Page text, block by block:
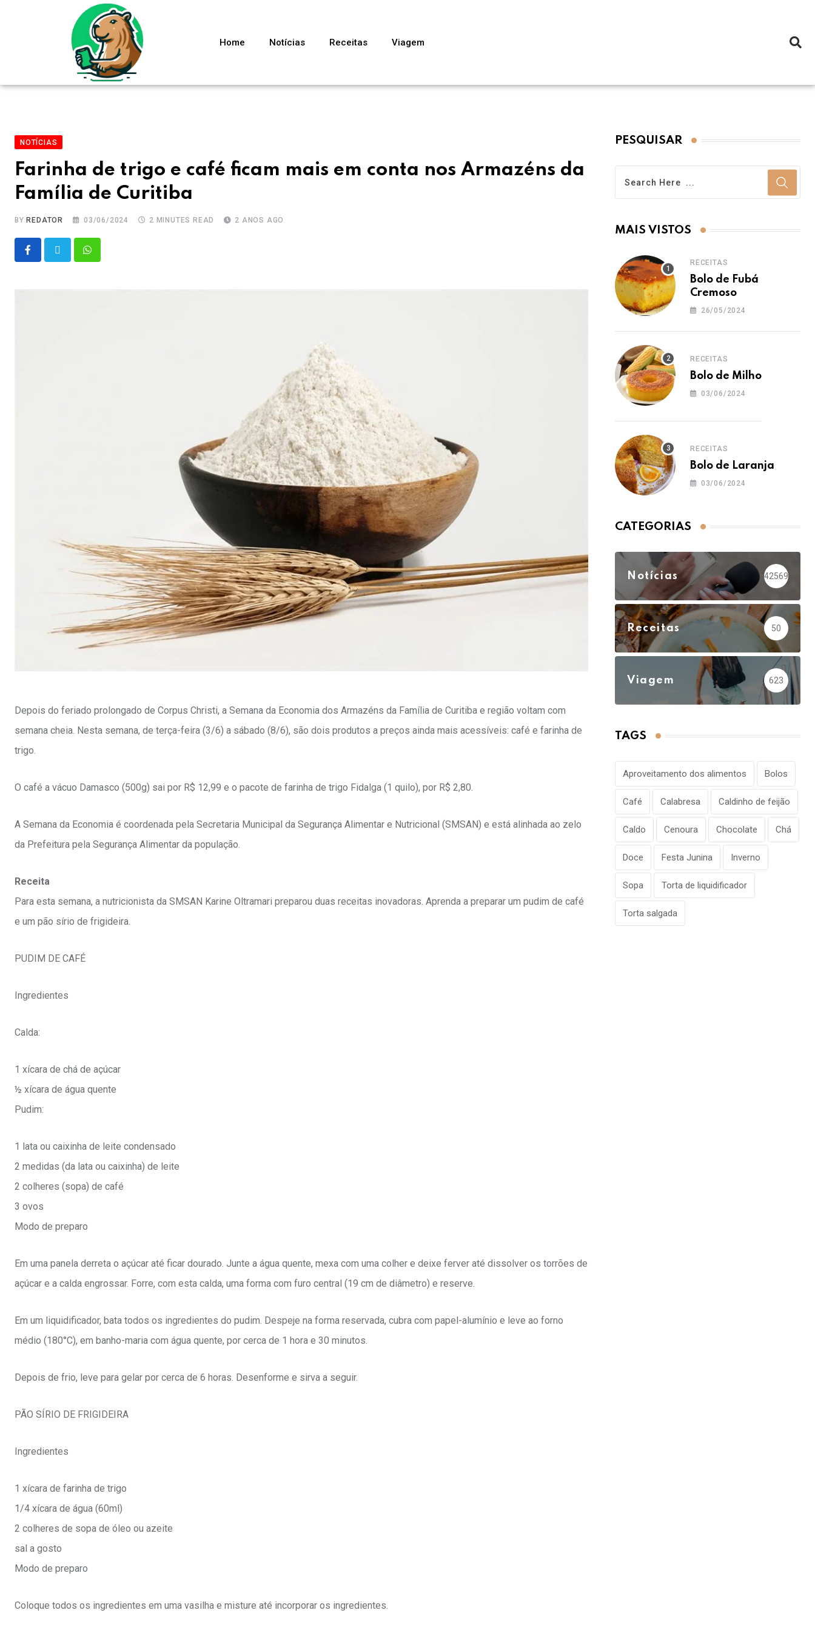
Home Notícias Receitas Viagem
NOTÍCIAS
Farinha de trigo e café ficam mais em conta nos Armazéns da
Família de Curitiba
BY REDATOR 03/06/2024 2 MINUTES READ 2 ANOS AGO
Depois do feriado prolongado de Corpus Christi, a Semana da Economia dos Armazéns da Família de Curitiba e região voltam com
semana cheia. Nesta semana, de terça-feira (3/6) a sábado (8/6), são dois produtos a preços ainda mais acessíveis: café e farinha de
trigo.
O café a vácuo Damasco (500g) sai por R$ 12,99 e o pacote de farinha de trigo Fidalga (1 quilo), por R$ 2,80.
A Semana da Economia é coordenada pela Secretaria Municipal da Segurança Alimentar e Nutricional (SMSAN) e está alinhada ao zelo
da Prefeitura pela Segurança Alimentar da população.
Receita
Para esta semana, a nutricionista da SMSAN Karine Oltramari preparou duas receitas inovadoras. Aprenda a preparar um pudim de café
e um pão sírio de frigideira.
PUDIM DE CAFÉ
Ingredientes
Calda:
1 xícara de chá de açúcar
½ xícara de água quente
Pudim:
1 lata ou caixinha de leite condensado
2 medidas (da lata ou caixinha) de leite
2 colheres (sopa) de café
3 ovos
Modo de preparo
Em uma panela derreta o açúcar até ficar dourado. Junte a água quente, mexa com uma colher e deixe ferver até dissolver os torrões de
açúcar e a calda engrossar. Forre, com esta calda, uma forma com furo central (19 cm de diâmetro) e reserve.
Em um liquidificador, bata todos os ingredientes do pudim. Despeje na forma reservada, cubra com papel-alumínio e leve ao forno
médio (180°C), em banho-maria com água quente, por cerca de 1 hora e 30 minutos.
Depois de frio, leve para gelar por cerca de 6 horas. Desenforme e sirva a seguir.
PÃO SÍRIO DE FRIGIDEIRA
Ingredientes
1 xícara de farinha de trigo
1/4 xícara de água (60ml)
2 colheres de sopa de óleo ou azeite
sal a gosto
Modo de preparo
Coloque todos os ingredientes em uma vasilha e misture até incorporar os ingredientes.
PESQUISAR
MAIS VISTOS
RECEITAS
Bolo de Fubá
Cremoso
26/05/2024
RECEITAS
Bolo de Milho
03/06/2024
RECEITAS
Bolo de Laranja
03/06/2024
CATEGORIAS
Notícias 42569
Receitas 50
Viagem 623
TAGS
Aproveitamento dos alimentos Bolos
Café Calabresa Caldinho de feijão
Caldo Cenoura Chocolate Chá
Doce Festa Junina Inverno
Sopa Torta de liquidificador
Torta salgada